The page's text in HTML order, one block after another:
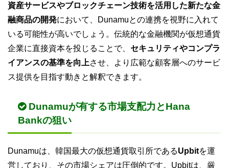
資産サービスやブロックチェーン技術を活用した新たな金
融商品の開発において、Dunamuとの連携を視野に入れて
いる可能性が高いでしょう。伝統的な金融機関が仮想通貨
企業に直接資本を投じることで、 セキュリティやコンプラ
イアンスの基準を向上させ、より広範な顧客層へのサービ
ス提供を目指す動きと解釈できます。
Dunamuが有する市場支配力とHana
Bankの狙い
Dunamuは、韓国最大の仮想通貨取引所であるUpbitを運
営しており、その市場シェアは圧倒的です。Upbitは、厳